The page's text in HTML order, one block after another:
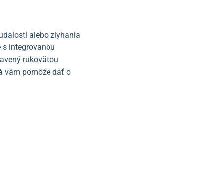
alebo zlyhania
s integrovanou
rukoväťou
vám pomôže dať o